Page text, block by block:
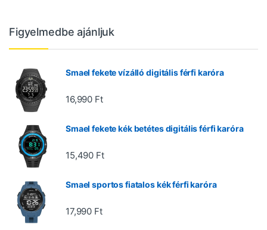
Figyelmedbe ajánljuk
Smael fekete vízálló digitális férfi karóra
16,990 Ft
Smael fekete kék betétes digitális férfi karóra
15,490 Ft
Smael sportos fiatalos kék férfi karóra
17,990 Ft